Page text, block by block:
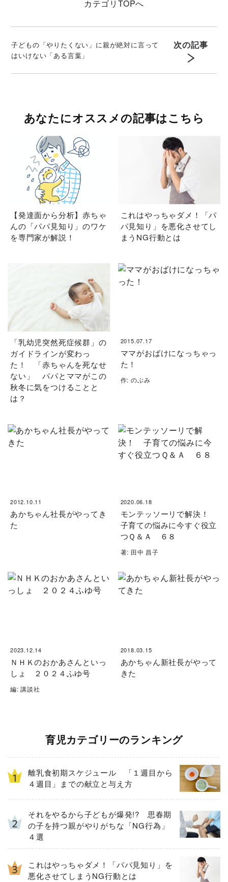
カテゴリ TOPへ
子どもの「やりたくない」に親が絶対に言って
はいけない「ある言葉」
次の記事
あなたにオススメの記事はこちら
【発達面から分析】赤ちゃ
んの「パパ見知り」のワケ
を専門家が解説！
これはやっちゃダメ！「パ
パ見知り」を悪化させてし
まうNG行動とは
「乳幼児突然死症候群」の
ガイドラインが変わっ
た！ 「赤ちゃんを死なせ
ない」 パパとママがこの
秋冬に気をつけることと
は？
2015.07.17
ママがおばけになっちゃっ
た！
作: のぶみ
2012.10.11
あかちゃん社長がやってき
た
2020.06.18
モンテッソーリで解決！
子育ての悩みに今すぐ役立
つＱ＆Ａ ６８
著: 田中 昌子
2023.12.14
ＮＨＫのおかあさんといっ
しょ ２０２４ふゆ号
編: 講談社
2018.03.15
あかちゃん新社長がやって
きた
育児カテゴリーのランキング
離乳食初期スケジュール 「１週目から
４週目」までの献立と与え方
それをやるから子どもが爆発!? 思春期
の子を持つ親がやりがちな「NG行為」
４選
これはやっちゃダメ！「パパ見知り」を
悪化させてしまうNG行動とは